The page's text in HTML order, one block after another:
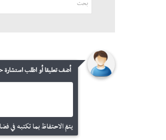
أضف تعليقا أو اطلب استشارة
يتمّ الاحتفاظ بما تكتبه في